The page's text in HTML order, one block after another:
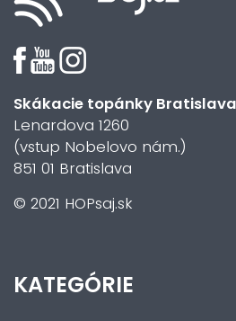
Skákacie topánky Bratislava
Lenardova 1260
(vstup Nobelovo nám.)
851 01 Bratislava
© 2021 HOPsaj.sk
KATEGÓRIE